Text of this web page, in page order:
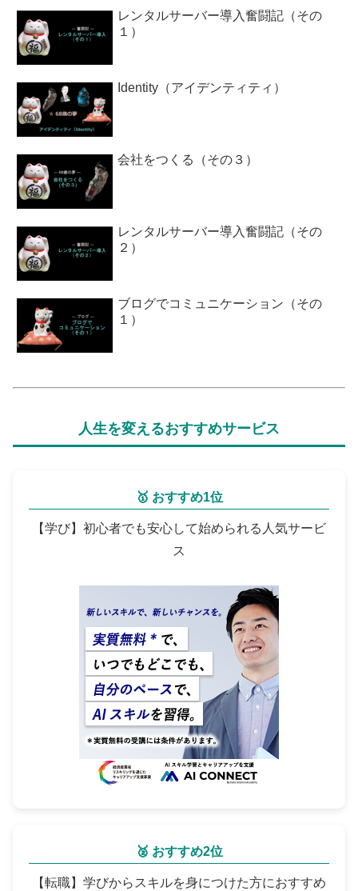
レンタルサーバー導入奮闘記（その
１）
Identity（アイデンティティ）
会社をつくる（その３）
レンタルサーバー導入奮闘記（その
２）
ブログでコミュニケーション（その
１）
人生を変えるおすすめサービス
🥇 おすすめ1位
【学び】初心者でも安心して始められる人気サービ
ス
🥈 おすすめ2位
【転職】学びからスキルを身につけた方におすすめ